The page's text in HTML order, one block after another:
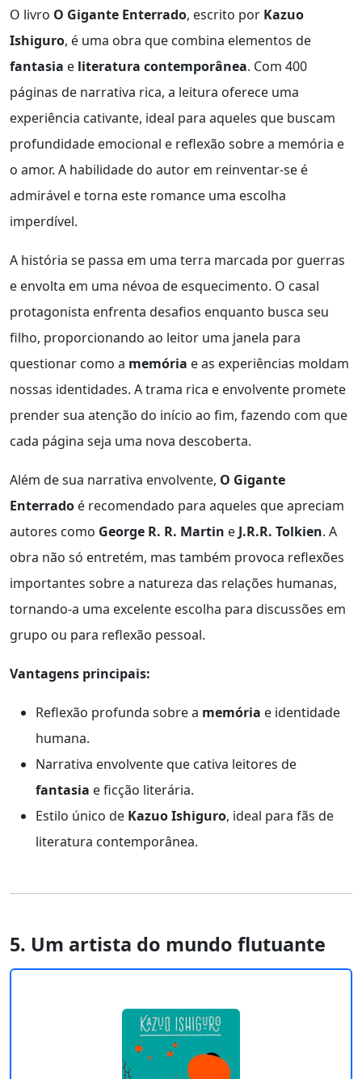
O livro O Gigante Enterrado, escrito por Kazuo
Ishiguro, é uma obra que combina elementos de
fantasia e literatura contemporânea. Com 400
páginas de narrativa rica, a leitura oferece uma
experiência cativante, ideal para aqueles que buscam
profundidade emocional e reflexão sobre a memória e
o amor. A habilidade do autor em reinventar-se é
admirável e torna este romance uma escolha
imperdível.
A história se passa em uma terra marcada por guerras
e envolta em uma névoa de esquecimento. O casal
protagonista enfrenta desafios enquanto busca seu
filho, proporcionando ao leitor uma janela para
questionar como a memória e as experiências moldam
nossas identidades. A trama rica e envolvente promete
prender sua atenção do início ao fim, fazendo com que
cada página seja uma nova descoberta.
Além de sua narrativa envolvente, O Gigante
Enterrado é recomendado para aqueles que apreciam
autores como George R. R. Martin e J.R.R. Tolkien. A
obra não só entretém, mas também provoca reflexões
importantes sobre a natureza das relações humanas,
tornando-a uma excelente escolha para discussões em
grupo ou para reflexão pessoal.
Vantagens principais:
Reflexão profunda sobre a memória e identidade
humana.
Narrativa envolvente que cativa leitores de
fantasia e ficção literária.
Estilo único de Kazuo Ishiguro, ideal para fãs de
literatura contemporânea.
5. Um artista do mundo flutuante